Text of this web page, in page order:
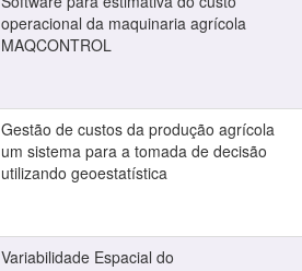
operacional da maquinaria agrícola
MAQCONTROL
Gestão de custos da produção agrícola
um sistema para a tomada de decisão
utilizando geoestatística
Variabilidade Espacial do